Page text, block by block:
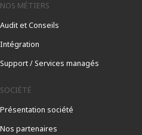
NOS MÉTIERS
Audit et Conseils
Intégration
Support / Services managés
SOCIÉTÉ
Présentation société
Nos partenaires